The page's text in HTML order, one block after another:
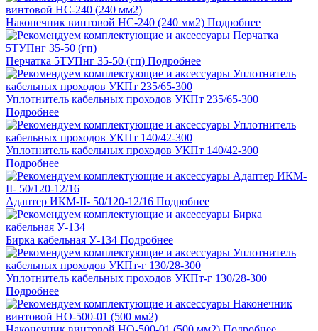
Наконечник винтовой НС-240 (240 мм2) Подробнее
Перчатка 5ТУПнг 35-50 (гп) Подробнее
Уплотнитель кабельных проходов УКПт 235/65-300
Подробнее
Уплотнитель кабельных проходов УКПт 140/42-300
Подробнее
Адаптер ИКМ-II- 50/120-12/16 Подробнее
Бирка кабельная У-134 Подробнее
Уплотнитель кабельных проходов УКПт-г 130/28-300
Подробнее